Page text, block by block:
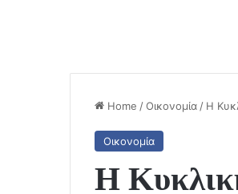
Home /Οικονομία / Η
Οικονομία
Η